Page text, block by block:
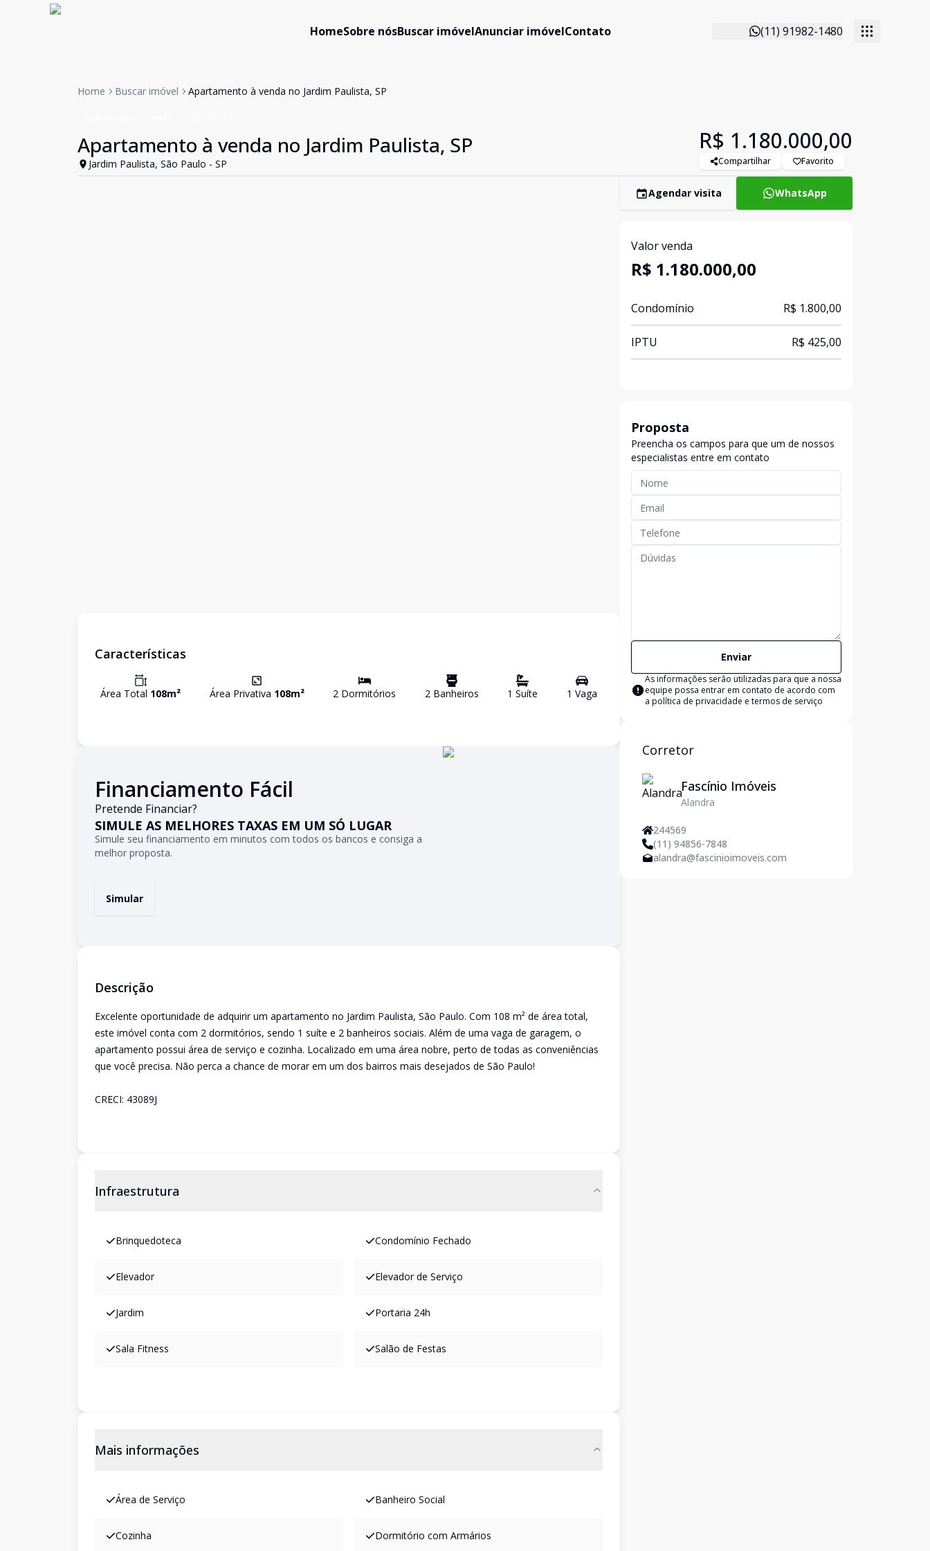
HomeSobre nósBuscar imóvelAnunciar imóvelContato (11) 91982-1480
Home Buscar imóvel Apartamento à venda no Jardim Paulista, SP
Apartamento à venda no Jardim Paulista, SP
Jardim Paulista, São Paulo - SP
R$ 1.180.000,00
Compartilhar Favorito
Características
Área Total 108m² Área Privativa 108m² 2 Dormitórios 2Banheiros 1 Suíte 1 Vaga
Financiamento Fácil
Pretende Financiar?
SIMULE AS MELHORES TAXAS EM UM SÓ LUGAR
Simule seu financiamento em minutos com todos os bancos e consiga a
melhor proposta.
Simular
Descrição
Excelente oportunidade de adquirir um apartamento no Jardim Paulista, São Paulo. Com 108 m² de área total,
este imóvel conta com 2 dormitórios, sendo 1 suíte e 2 banheiros sociais. Além de uma vaga de garagem, o
apartamento possui área de serviço e cozinha. Localizado em uma área nobre, perto de todas as conveniências
que você precisa. Não perca a chance de morar em um dos bairros mais desejados de São Paulo!
CRECI: 43089J
Infraestrutura
Brinquedoteca Condomínio Fechado
Elevador Elevador de Serviço
Jardim Portaria 24h
Sala Fitness Salão de Festas
Mais informações
Área de Serviço Banheiro Social
Cozinha Dormitório com Armários
Agendar visita WhatsApp
Valor venda
R$ 1.180.000,00
Condomínio R$ 1.800,00
IPTU R$ 425,00
Proposta
Preencha os campos para que um de nossos
especialistas entre em contato
Enviar
As informações serão utilizadas para que a nossa
equipe possa entrar em contato de acordo com
a política de privacidade e termos de serviço
Corretor
Fascínio Imóveis
Alandra
244569
(11) 94856-7848
alandra@fascinioimoveis.com